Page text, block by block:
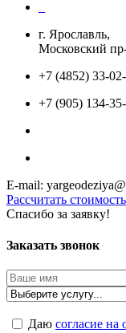
г. Ярославль,
Московский
+7 (4852) 33-
+7 (905) 134-35-
E-mail:
Рассчитать стоимость
Спасибо за заявку!
Заказать звонок
Даю согласие